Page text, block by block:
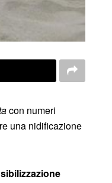
con numeri
una nidificazione